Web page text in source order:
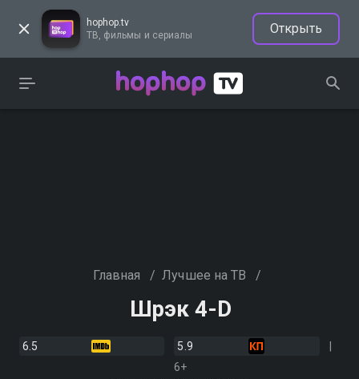
hophop.tv
ТВ, фильмы и сериалы
Открыть
Главная / Лучшее на ТВ /
Шрэк 4-D
6.5
5.9
6+